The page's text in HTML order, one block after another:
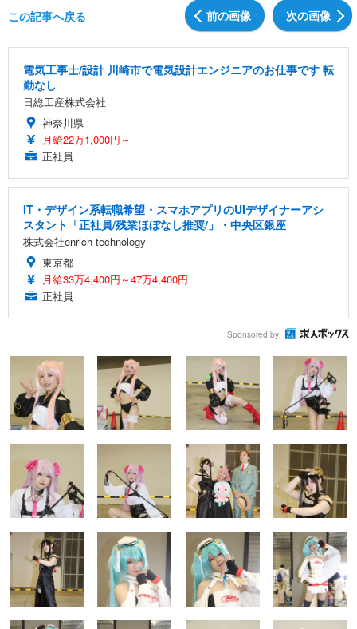
前の画像 次の画像
この記事へ戻る
電気工事士/設計 川崎市で電気設計エンジニアのお仕事です 転
勤なし
日総工産株式会社
神奈川県
月給22万1,000円～
正社員
IT・デザイン系転職希望・スマホアプリのUIデザイナーアシ
スタント「正社員/残業ほぼなし推奨/」・中央区銀座
株式会社enrich technology
東京都
月給33万4,400円～47万4,400円
正社員
Sponsored by